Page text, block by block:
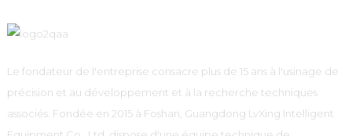
Le fondateur de l'entreprise consacre plus de 15 ans à l'usinage de
précision et au développement et à la recherche techniques
associés. Fondée en 2015 à Foshan, Guangdong LvXing Intelligent